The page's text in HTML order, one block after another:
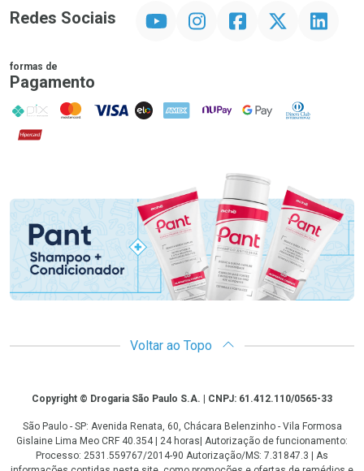
Redes Sociais InstagramFacebookTwitter Linkedin
formas de
Pagamento
PIX MasterCard
VISA ELO AMEX NuPay Google PayDiners Club
Hipercard
Voltar ao Topo
CopyrightCopyright © Drogaria São Paulo S.A. | CNPJ: 61.412.110/0565-33
São Paulo - SP: Avenida Renata, 60, Chácara Belenzinho - Vila Formosa
Gislaine Lima Meo CRF 40.354 | 24 horas| Autorização de funcionamento:
Processo: 2531.559767/2014-90 Autorização/MS: 7.31847.3 | As